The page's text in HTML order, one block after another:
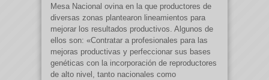
Mesa Nacional ovina en la que productores de
diversas zonas plantearon lineamientos para
mejorar los resultados productivos. Algunos de
ellos son: «Contratar a profesionales para las
mejoras productivas y perfeccionar sus bases
genéticas con la incorporación de reproductores
de alto nivel, tanto nacionales como